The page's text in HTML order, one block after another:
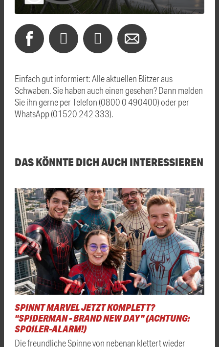
Einfach gut informiert: Alle aktuellen Blitzer aus
Schwaben. Sie haben auch einen gesehen? Dann melden
Sie ihn gerne per Telefon (0800 0 490400) oder per
WhatsApp (01520 242 333).
DAS KÖNNTE DICH AUCH INTERESSIEREN
SPINNT MARVEL JETZT KOMPLETT?
"SPIDERMAN - BRAND NEW DAY" (ACHTUNG:
SPOILER-ALARM!)
Die freundliche Spinne von nebenan klettert wieder